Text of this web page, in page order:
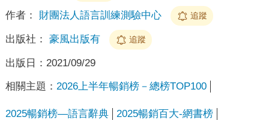
作者： 財團法人語言訓練測驗中心 追蹤
出版社： 豪風出版有 追蹤
出版日： 2021/09/29
相關主題： 2026上半年暢銷榜－總榜TOP100
2025暢銷榜—語言辭典 2025暢銷百大-網書榜